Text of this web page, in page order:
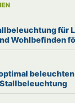
für
Wohlbefinden